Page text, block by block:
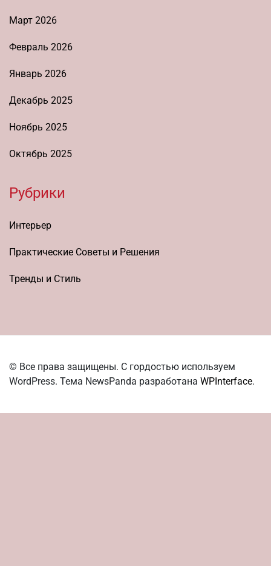
Март 2026
Февраль 2026
Январь 2026
Декабрь 2025
Ноябрь 2025
Октябрь 2025
Рубрики
Интерьер
Практические Советы и Решения
Тренды и Стиль
© Все права защищены. С гордостью используем
WordPress. Тема NewsPanda разработана WPInterface.